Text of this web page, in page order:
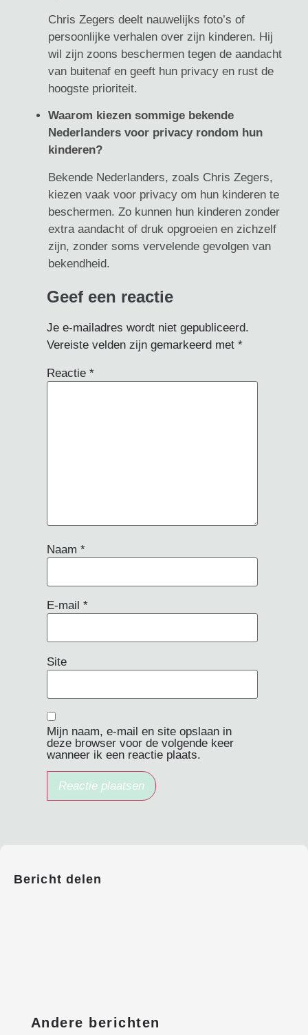
Bericht delen
Andere berichten
Chris Zegers deelt nauwelijks foto’s of
persoonlijke verhalen over zijn kinderen. Hij
wil zijn zoons beschermen tegen de aandacht
van buitenaf en geeft hun privacy en rust de
hoogste prioriteit.
Waarom kiezen sommige bekende
Nederlanders voor privacy rondom hun
kinderen?
Bekende Nederlanders, zoals Chris Zegers,
kiezen vaak voor privacy om hun kinderen te
beschermen. Zo kunnen hun kinderen zonder
extra aandacht of druk opgroeien en zichzelf
zijn, zonder soms vervelende gevolgen van
bekendheid.
Geef een reactie
Je e-mailadres wordt niet gepubliceerd.
Vereiste velden zijn gemarkeerd met*
Reactie*
Naam*
E-mail*
Site
Mijn naam, e-mail en site opslaan in
deze browser voor de volgende keer
wanneer ik een reactie plaats.